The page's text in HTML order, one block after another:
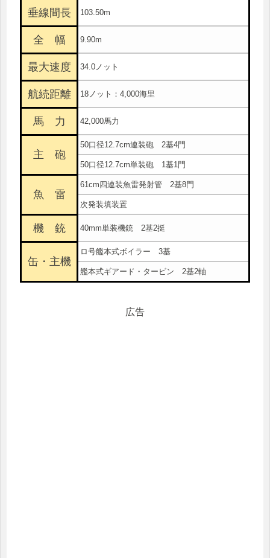
垂線間長 103.50m
全 幅 9.90m
最大速度 34.0ノット
航続距離 18ノット：4,000海里
馬 力 42,000馬力
主 砲
50口径12.7cm連装砲 2基4門
50口径12.7cm単装砲 1基1門
魚 雷
61cm四連装魚雷発射管 2基8門
次発装填装置
機 銃 40mm単装機銃 2基2挺
缶・主機
ロ号艦本式ボイラー 3基
艦本式ギアード・タービン 2基2軸
広告